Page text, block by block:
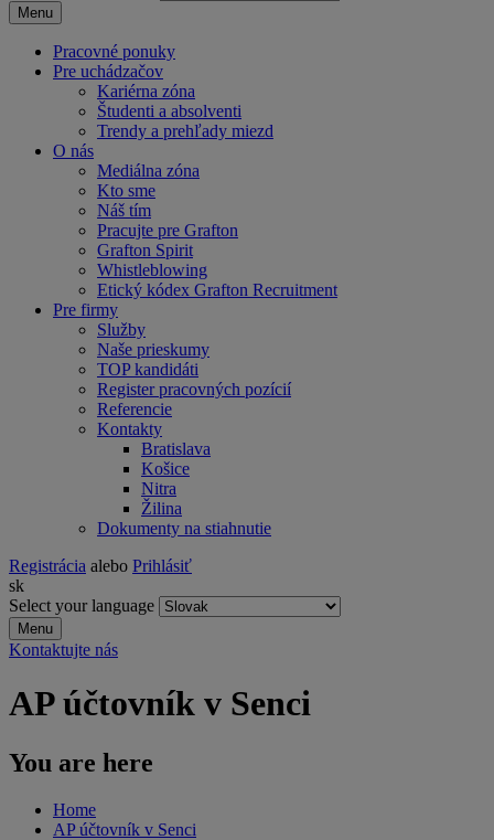
Menu
Pracovné ponuky
Pre uchádzačov
Kariérna zóna
Študenti a absolventi
Trendy a prehľady miezd
O nás
Mediálna zóna
Kto sme
Náš tím
Pracujte pre Grafton
Grafton Spirit
Whistleblowing
Etický kódex Grafton Recruitment
Pre firmy
Služby
Naše prieskumy
TOP kandidáti
Register pracovných pozícií
Referencie
Kontakty
Bratislava
Košice
Nitra
Žilina
Dokumenty na stiahnutie
Registrácia alebo Prihlásiť
sk
Select your language
Menu
Kontaktujte nás
AP účtovník v Senci
You are here
Home
AP účtovník v Senci